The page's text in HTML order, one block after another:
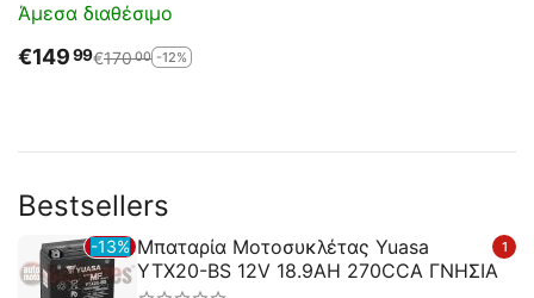
Άμεσα διαθέσιμο
€14999€17000 -12%
Bestsellers
13% 1
Μπαταρία Μοτοσυκλέτας Yuasa
YTX20-BS 12V 18.9AH 270CCA ΓΝΗΣΙΑ